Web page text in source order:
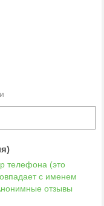
телефона (это
с именем
отзывы